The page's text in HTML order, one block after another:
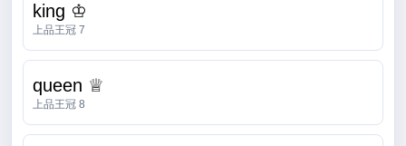
king ♔
上品王冠 7
queen ♕
上品王冠 8